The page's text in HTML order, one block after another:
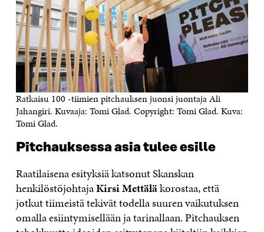
Ratkaisu 100 -tiimien pitchauksen juonsi juontaja Ali
Jahangiri. Kuvaaja: Tomi Glad. Copyright: Tomi Glad. Kuva:
Tomi Glad.
Pitchauksessa asia tulee esille
Raatilaisena esityksiä katsonut Skanskan
henkilöstöjohtajaKirsi Mettäläkorostaa, että
jotkut tiimeistä tekivät todella suuren vaikutuksen
omalla esiintymisellään ja tarinallaan. Pitchauksen